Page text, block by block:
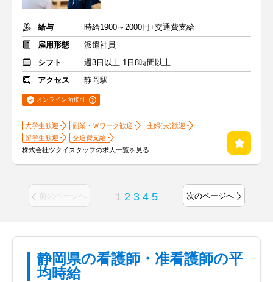
給与
時給1900～2000円+交通費支給
雇用形態
派遣社員
シフト
週3日以上 1日8時間以上
アクセス
静岡駅
オンライン面接可
大学生歓迎 副業・Ｗワーク歓迎
主婦(夫)歓迎
留学生歓迎
交通費支給
株式会社ツクイスタッフの求人一覧を見る
前のページへ 1 2 3 4 5 次のページへ
静岡県の看護師・准看護師の平
均時給